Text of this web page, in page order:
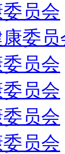
员会
委员
员会
员会
员会
员会